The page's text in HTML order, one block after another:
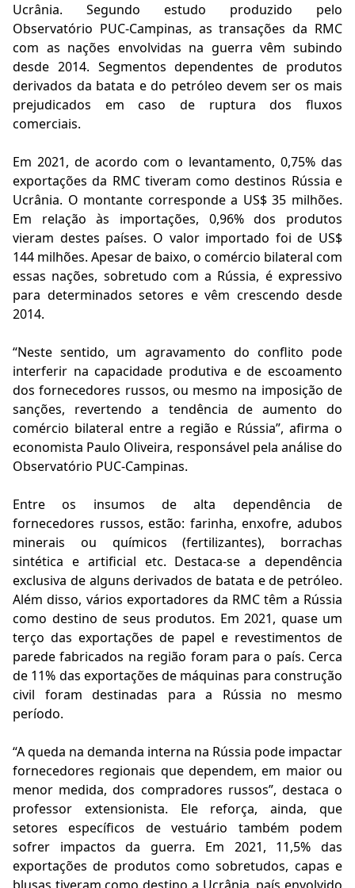
Ucrânia. Segundo estudo produzido pelo
Observatório PUC-Campinas, as transações da RMC
com as nações envolvidas na guerra vêm subindo
desde 2014. Segmentos dependentes de produtos
derivados da batata e do petróleo devem ser os mais
prejudicados em caso de ruptura dos fluxos
comerciais.
Em 2021, de acordo com o levantamento, 0,75% das
exportações da RMC tiveram como destinos Rússia e
Ucrânia. O montante corresponde a US$ 35 milhões.
Em relação às importações, 0,96% dos produtos
vieram destes países. O valor importado foi de US$
144 milhões. Apesar de baixo, o comércio bilateral com
essas nações, sobretudo com a Rússia, é expressivo
para determinados setores e vêm crescendo desde
2014.
“Neste sentido, um agravamento do conflito pode
interferir na capacidade produtiva e de escoamento
dos fornecedores russos, ou mesmo na imposição de
sanções, revertendo a tendência de aumento do
comércio bilateral entre a região e Rússia”, afirma o
economista Paulo Oliveira, responsável pela análise do
Observatório PUC-Campinas.
Entre os insumos de alta dependência de
fornecedores russos, estão: farinha, enxofre, adubos
minerais ou químicos (fertilizantes), borrachas
sintética e artificial etc. Destaca-se a dependência
exclusiva de alguns derivados de batata e de petróleo.
Além disso, vários exportadores da RMC têm a Rússia
como destino de seus produtos. Em 2021, quase um
terço das exportações de papel e revestimentos de
parede fabricados na região foram para o país. Cerca
de 11% das exportações de máquinas para construção
civil foram destinadas para a Rússia no mesmo
período.
“A queda na demanda interna na Rússia pode impactar
fornecedores regionais que dependem, em maior ou
menor medida, dos compradores russos”, destaca o
professor extensionista. Ele reforça, ainda, que
setores específicos de vestuário também podem
sofrer impactos da guerra. Em 2021, 11,5% das
exportações de produtos como sobretudos, capas e